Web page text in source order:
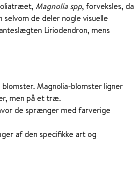
Magnolia spp, forveksles, da
de deler nogle visuelle
Liriodendron, mens
Magnolia-blomster ligner
men på et træ.
de sprænger med farverige
af den specifikke art og